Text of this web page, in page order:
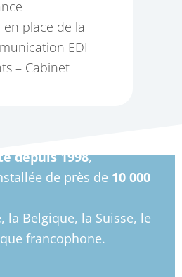
en place de la
EDI
– Cabinet
depuis 1998,
de près de 10 000
la Belgique, la Suisse, le
francophone.